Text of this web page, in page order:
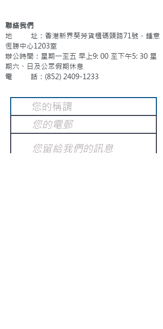
聯絡我們
地 址：香港新界葵芳貨櫃碼頭路71號，鍾意
恆勝中心1203室
辦公時間：星期一至五 早上9: 00 至下午5: 30 星
期六、日及公眾假期休息
電 話：(852) 2409-1233